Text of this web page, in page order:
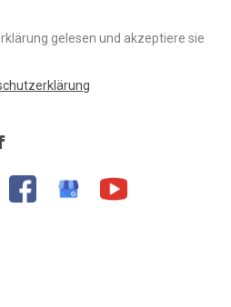
gelesen und akzeptiere sie